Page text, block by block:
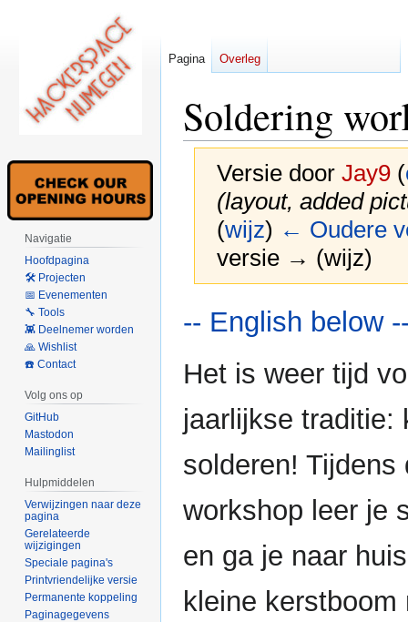
Soldering
Versie door Jay9 (
(layout, added
(wijz) ← Oudere
versie → (wijz)
navigatie
zoeken
-- English below
Het is weer tijd
jaarlijkse traditie:
solderen! Tijdens
workshop leer je
en ga je naar
kleine kerstboom
Pagina Overleg
Navigatie
Hoofdpagina
🛠 Projecten
📅 Evenementen
🔧 Tools
👾 Deelnemer worden
🙏 Wishlist
☎️ Contact
Volg ons op
GitHub
Mastodon
Mailinglist
Hulpmiddelen
Verwijzingen naar deze
pagina
Gerelateerde
wijzigingen
Speciale pagina's
Printvriendelijke versie
Permanente koppeling
Paginagegevens